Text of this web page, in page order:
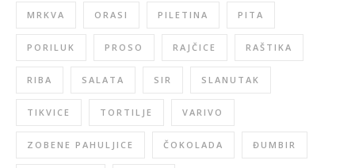
MRKVA ORASI PILETINA PITA
PORILUK PROSO RAJČICE RAŠTIKA
RIBA SALATA SIR SLANUTAK
TIKVICE TORTILJE VARIVO
ZOBENE PAHULJICE ČOKOLADA ĐUMBIR